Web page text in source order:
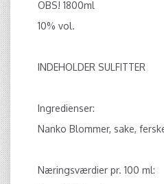
OBS! 1800ml
10% vol.
INDEHOLDER SULFITTER
Ingredienser:
Nanko Blommer, sake,
Næringsværdier pr. 100 ml: